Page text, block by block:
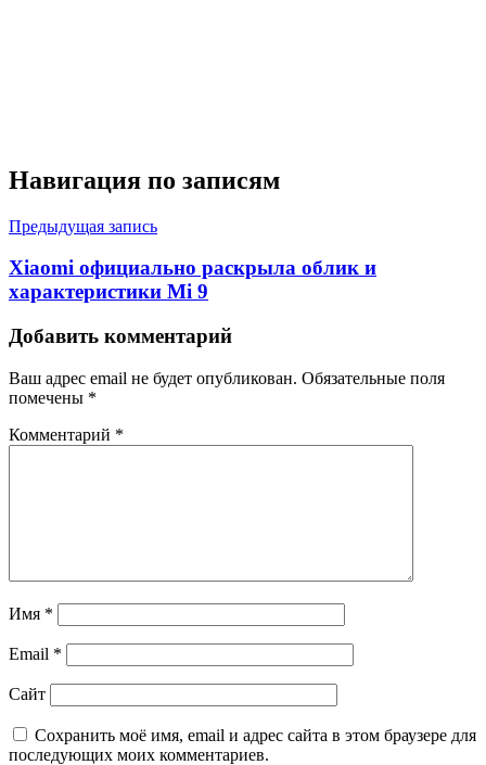
Навигация по записям
Предыдущая запись
Xiaomi официально раскрыла облик и
характеристики Mi 9
Добавить комментарий
Ваш адрес email не будет опубликован. Обязательные поля
помечены *
Комментарий *
Имя *
Email *
Сайт
Сохранить моё имя, email и адрес сайта в этом браузере для
последующих моих комментариев.